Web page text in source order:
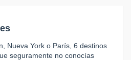
Nueva York o París, 6 destinos
seguramente no conocías